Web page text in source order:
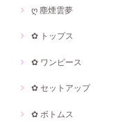
ღ 塵煙雲夢
✿ トップス
✿ ワンピース
✿ セットアップ
✿ ボトムス